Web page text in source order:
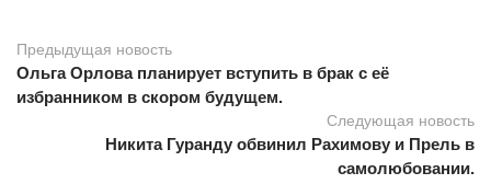
Предыдущая новость
Ольга Орлова планирует вступить в брак с её
избранником в скором будущем.
Следующая новость
Никита Гуранду обвинил Рахимову и Прель в
самолюбовании.